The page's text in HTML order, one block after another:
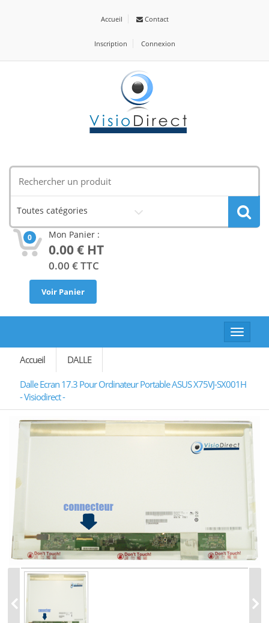
Accueil Contact
Inscription Connexion
Toutes catégories
0 Mon Panier :
0.00€ HT
0.00 € TTC
Voir Panier
Toggle
Accueil
DALLE
Dalle Ecran 17.3 Pour Ordinateur Portable ASUS X75VJ-SX001H
- Visiodirect -